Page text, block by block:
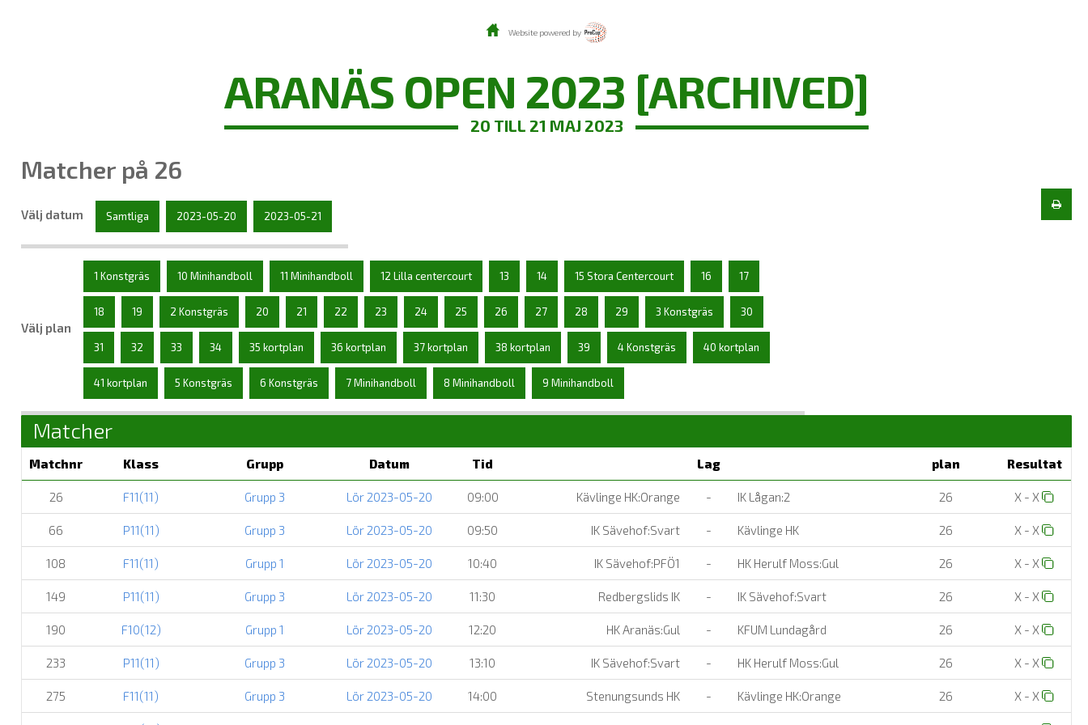
Website powered by
ARANÄS OPEN 2023 [ARCHIVED]
20 TILL 21 MAJ 2023
Matcher på 26
Välj datum Samtliga 2023-05-20 2023-05-21
Välj plan
1 Konstgräs 10 Minihandboll 11 Minihandboll 12 Lilla centercourt 13 14 15 Stora Centercourt 16 17
18 19 2 Konstgräs 20 21 22 23 24 25 26 27 28 29 3 Konstgräs 30
31 32 33 34 35 kortplan 36 kortplan 37 kortplan 38 kortplan 39 4 Konstgräs 40 kortplan
41 kortplan 5 Konstgräs 6 Konstgräs 7 Minihandboll 8 Minihandboll 9 Minihandboll
Matcher
Matchnr Klass Grupp Datum Tid Lag plan Resultat
26 F11(11) Grupp 3 Lör 2023-05-20 09:00 Kävlinge HK:Orange - IK Lågan:2 26 X - X
66 P11(11) Grupp 3 Lör 2023-05-20 09:50 IK Sävehof:Svart - Kävlinge HK 26 X - X
108 F11(11) Grupp 1 Lör 2023-05-20 10:40 IK Sävehof:PFÖ1 - HK Herulf Moss:Gul 26 X - X
149 P11(11) Grupp 3 Lör 2023-05-20 11:30 Redbergslids IK - IK Sävehof:Svart 26 X - X
190 F10(12) Grupp 1 Lör 2023-05-20 12:20 HK Aranäs:Gul - KFUM Lundagård 26 X - X
233 P11(11) Grupp 3 Lör 2023-05-20 13:10 IK Sävehof:Svart - HK Herulf Moss:Gul 26 X - X
275 F11(11) Grupp 3 Lör 2023-05-20 14:00 Stenungsunds HK - Kävlinge HK:Orange 26 X - X